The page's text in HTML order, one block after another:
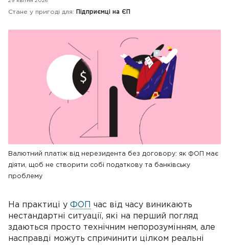
Стане у пригоді для: Підприємці на ЄП
Валютний платіж від нерезидента без договору: як ФОП має
діяти, щоб не створити собі податкову та банківську
проблему
На практиці у ФОП
час від часу виникають
нестандартні ситуації, які на перший погляд
здаються просто технічним непорозумінням, але
насправді можуть спричинити цілком реальні